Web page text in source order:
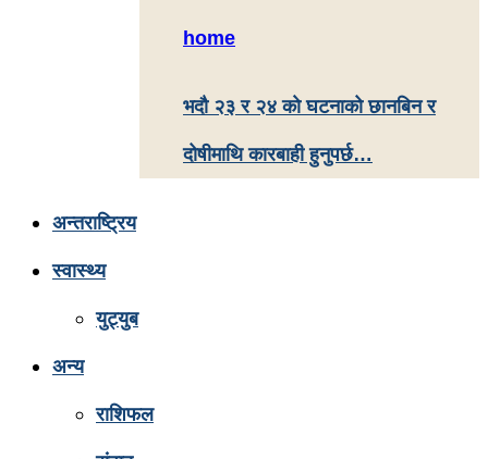
home
भदौ २३ र २४ काे घटनाको छानबिन र
दोषीमाथि कारबाही हुनुपर्छ…
अन्तराष्ट्रिय
स्वास्थ्य
युट्युब
अन्य
राशिफल